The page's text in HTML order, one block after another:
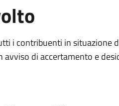
i contribuenti in situazione
di accertamento e